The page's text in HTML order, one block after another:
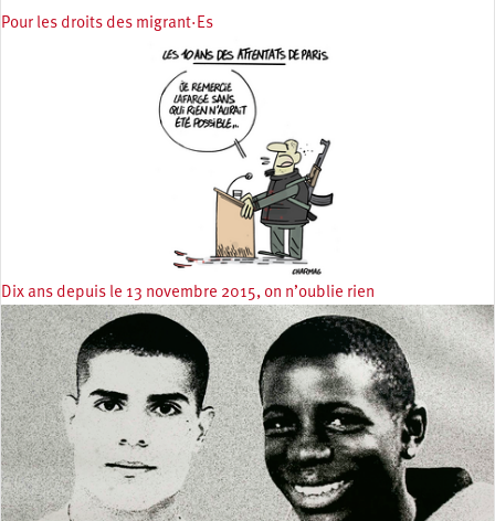
Pour les droits des migrant·Es
Dix ans depuis le 13 novembre 2015, on n’oublie rien